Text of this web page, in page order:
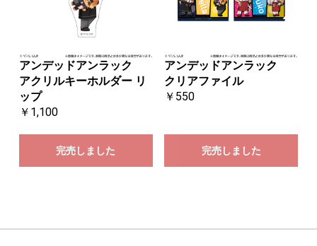
アンデッドアンラック
アクリルキーホルダー リ
ップ
￥1,100
完売しました
アンデッドアンラック
クリアファイル
￥550
完売しました